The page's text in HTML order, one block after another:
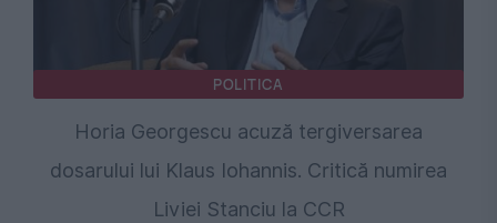
POLITICA
Horia Georgescu acuză tergiversarea
dosarului lui Klaus Iohannis. Critică numirea
Liviei Stanciu la CCR